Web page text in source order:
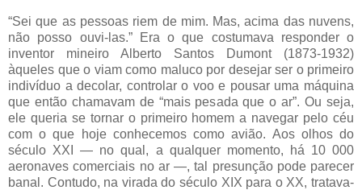
“Sei que as pessoas riem de mim. Mas, acima das nuvens,
não posso ouvi-las.” Era o que costumava responder o
inventor mineiro Alberto Santos Dumont (1873-1932)
àqueles que o viam como maluco por desejar ser o primeiro
indivíduo a decolar, controlar o voo e pousar uma máquina
que então chamavam de “mais pesada que o ar”. Ou seja,
ele queria se tornar o primeiro homem a navegar pelo céu
com o que hoje conhecemos como avião. Aos olhos do
século XXI — no qual, a qualquer momento, há 10 000
aeronaves comerciais no ar —, tal presunção pode parecer
banal. Contudo, na virada do século XIX para o XX, tratava-